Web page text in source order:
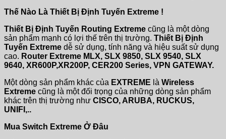
Thế Nào Là Thiết Bị Định Tuyến Extreme !
Thiết Bị Định Tuyến Routing Extreme cũng là một dòng
sản phẩm mạnh có lợi thế trên thị trường. Thiết Bị Định
Tuyến Extreme dễ sử dụng, tính năng và hiệu suất sử dụng
cao. Router Extreme MLX, SLX 9850, SLX 9540, SLX
9640, XR600P,XR200P, CER200 Series, VPN GATEWAY.
Một dòng sản phẩm khác của EXTREME là Wireless
Extreme cũng là một đối trọng của những dòng sản phẩm
khác trên thị trường như CISCO, ARUBA, RUCKUS,
UNIFI,..
Mua Switch Extreme Ở Đâu